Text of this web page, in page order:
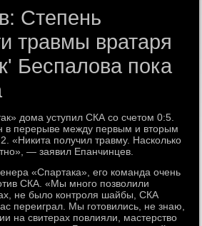
Степень
травмы вратаря
Беспалова пока
дома уступил СКА со счетом 0:5.
в перерыве между первым и вторым
«Никита получил травму. Насколько
— заявил Епанчинцев.
«Спартака», его команда очень
СКА. «Мы много позволили
не было контроля шайбы, СКА
переиграл. Мы готовились, не знаю,
на свитерах повлияли, мастерство